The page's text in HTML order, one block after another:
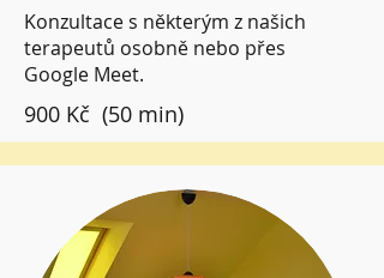
Konzultace s některým z našich
terapeutů osobně nebo přes
Google Meet.
900 Kč (50 min)